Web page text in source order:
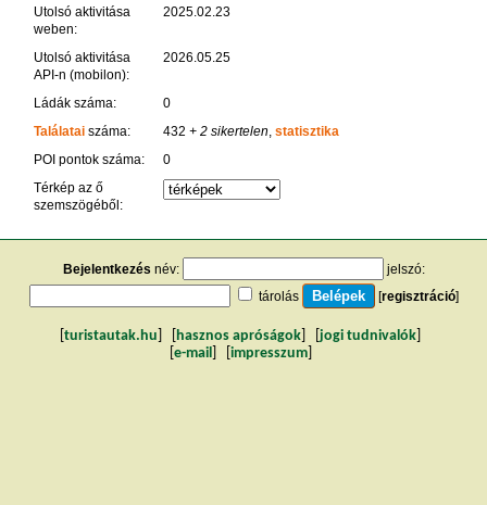
Utolsó aktivitása
weben:
2025.02.23
Utolsó aktivitása
API-n (mobilon):
2026.05.25
Ládák száma:
0
Találatai száma: 432 + 2 sikertelen statisztika
POI pontok száma:
0
Térkép az ő
szemszögéből:
Bejelentkezés név:
jelszó:
tárolás
[regisztráció]
turistautak.hu hasznos apróságok jogi tudnivalók
e-mail impresszum]